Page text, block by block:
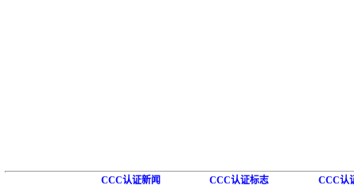
CCC认证新闻 CCC认证标志 CCC认